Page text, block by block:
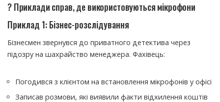
? Приклади справ, де використовуються мікрофони
Приклад 1: Бізнес-розслідування
Бізнесмен звернувся до приватного детектива через
підозру на шахрайство менеджера. Фахівець:
Погодився з клієнтом на встановлення мікрофонів у офісі
Записав розмови, які виявили факти відхилення коштів